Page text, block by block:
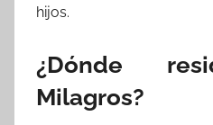
hijos.
¿Dónde
Milagros?